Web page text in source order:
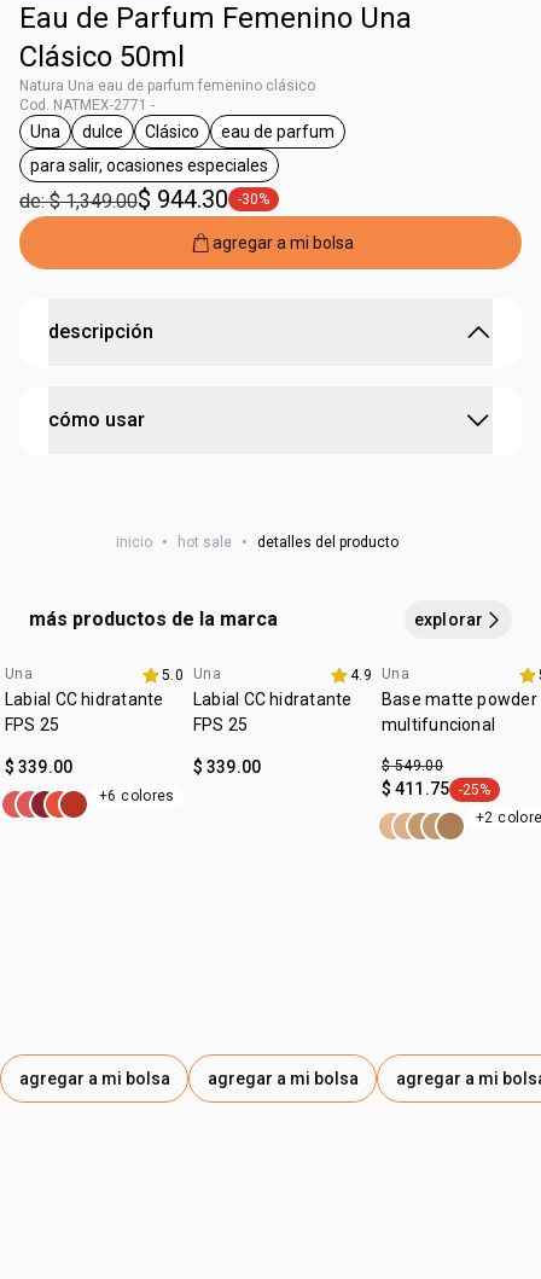
Eau de Parfum Femenino Una
Clásico 50ml
Natura Una eau de parfum femenino clásico
Cod. NATMEX-2771 -
etiqueta Una
Una
etiqueta dulce
dulce
etiqueta Clásico
Clásico
etiqueta eau de parfum
eau de parfum
etiqueta para salir, ocasiones especiales
para salir, ocasiones especiales
de: $ 1,349.00$ 944.30 etiqueta -30%
-30%
agregar a mi bolsa
descripción
• fragancia envolvente y sofisticada
• ingrediente natural de la biodiversidad brasileña y
cómo usar
fragancia, aplícala en zonas como las muñecas, el cuello y
inicio • hot sale • detalles del producto
más productos de la marca explorar
Una 5.0
Labial CC hidratante
FPS 25
$ 339.00
+6 colores
agregar a mi bolsa
Favoritos
Una 4.9
Labial CC hidratante
FPS 25
$ 339.00
agregar a mi bolsa
Una
Base matte powder
multifuncional
$ 549.00
$ 411.75 etiqueta -
-25%
+2
agregar a mi